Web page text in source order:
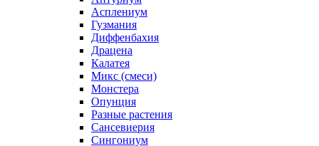
Асплениум
Гузмания
Диффенбахия
Драцена
Калатея
Микс (смеси)
Монстера
Опунция
Разные растения
Сансевиерия
Сингониум